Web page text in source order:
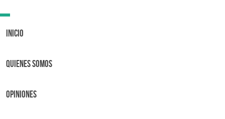
Toggle
Inicio
Quienes Somos
OPINIONES